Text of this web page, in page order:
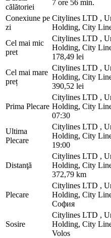
călătoriei
7 ore 56 min.
Conexiune pe
zi
Citylines LTD ,
Holding, City
Cel mai mic
pret
Citylines LTD ,
Holding, City
178,49 lei
Cel mai mare
preț
Citylines LTD ,
Holding, City
390,52 lei
Prima Plecare
Citylines LTD ,
Holding, City
07:30
Ultima
Plecare
Citylines LTD ,
Holding, City
19:00
Distanţă
Citylines LTD ,
Holding, City
372,79 km
Plecare
Citylines LTD ,
Holding, City
София
Sosire
Citylines LTD ,
Holding, City
Volos